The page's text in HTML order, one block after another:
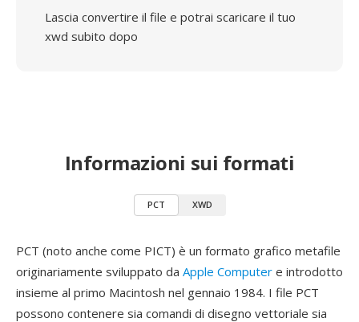
Lascia convertire il file e potrai scaricare il tuo
xwd subito dopo
Informazioni sui formati
PCT XWD
PCT (noto anche come PICT) è un formato grafico metafile
originariamente sviluppato da Apple Computer e introdotto
insieme al primo Macintosh nel gennaio 1984. I file PCT
possono contenere sia comandi di disegno vettoriale sia